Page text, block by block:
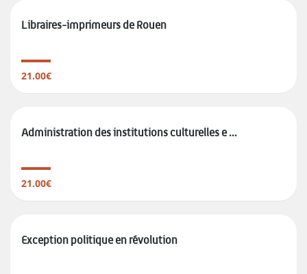
Libraires-imprimeurs de Rouen
21.00€
Administration des institutions culturelles e ...
21.00€
Exception politique en révolution